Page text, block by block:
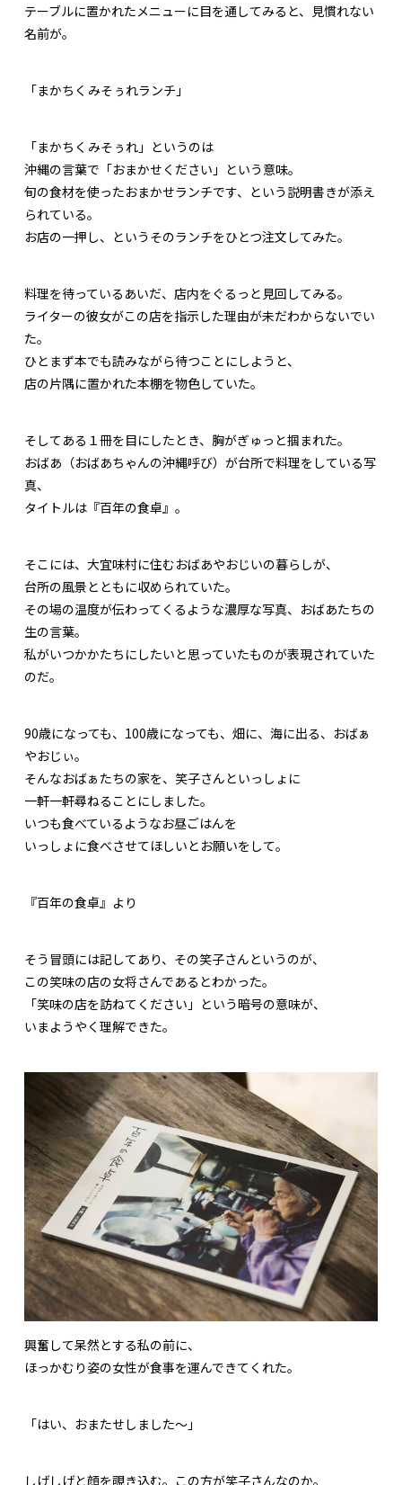
テーブルに置かれたメニューに目を通してみると、見慣れない
名前が。
「まかちくみそぅれランチ」
「まかちくみそぅれ」というのは
沖縄の言葉で「おまかせください」という意味。
旬の食材を使ったおまかせランチです、という説明書きが添え
られている。
お店の一押し、というそのランチをひとつ注文してみた。
料理を待っているあいだ、店内をぐるっと見回してみる。
ライターの彼女がこの店を指示した理由が未だわからないでい
た。
ひとまず本でも読みながら待つことにしようと、
店の片隅に置かれた本棚を物色していた。
そしてある１冊を目にしたとき、胸がぎゅっと掴まれた。
おばあ（おばあちゃんの沖縄呼び）が台所で料理をしている写
真、
タイトルは『百年の食卓』。
そこには、大宜味村に住むおばあやおじいの暮らしが、
台所の風景とともに収められていた。
その場の温度が伝わってくるような濃厚な写真、おばあたちの
生の言葉。
私がいつかかたちにしたいと思っていたものが表現されていた
のだ。
90歳になっても、100歳になっても、畑に、海に出る、おばぁ
やおじぃ。
そんなおばぁたちの家を、笑子さんといっしょに
一軒一軒尋ねることにしました。
いつも食べているようなお昼ごはんを
いっしょに食べさせてほしいとお願いをして。
『百年の食卓』より
そう冒頭には記してあり、その笑子さんというのが、
この笑味の店の女将さんであるとわかった。
「笑味の店を訪ねてください」という暗号の意味が、
いまようやく理解できた。
興奮して呆然とする私の前に、
ほっかむり姿の女性が食事を運んできてくれた。
「はい、おまたせしました～」
しげしげと顔を覗き込む。この方が笑子さんなのか。